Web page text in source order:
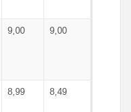
9,00 9,00
8,99 8,49